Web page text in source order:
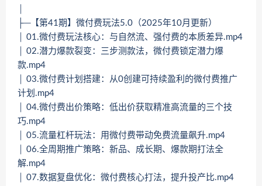
├─【第41期】微付费玩法5.0（2025年10月更新）
│ 01.微付费玩法核心：与自然流、强付费的本质差异.mp4
│ 02.潜力爆款裂变：三步测款法，微付费锁定潜力爆
款.mp4
│ 03.微付费计划搭建：从0创建可持续盈利的微付费推广
计划.mp4
│ 04.微付费出价策略：低出价获取精准高流量的三个技
巧.mp4
│ 05.流量杠杆玩法：用微付费带动免费流量飙升.mp4
│ 06.全周期推广策略：新品、成长期、爆款期打法全
解.mp4
│ 07.数据复盘优化：微付费核心打法，提升投产比.mp4